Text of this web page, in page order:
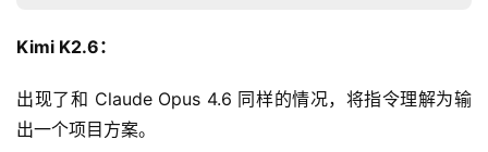
Kimi K2.6：
出现了和 Claude Opus 4.6 同样的情况，将指令理解为输
出一个项目方案。